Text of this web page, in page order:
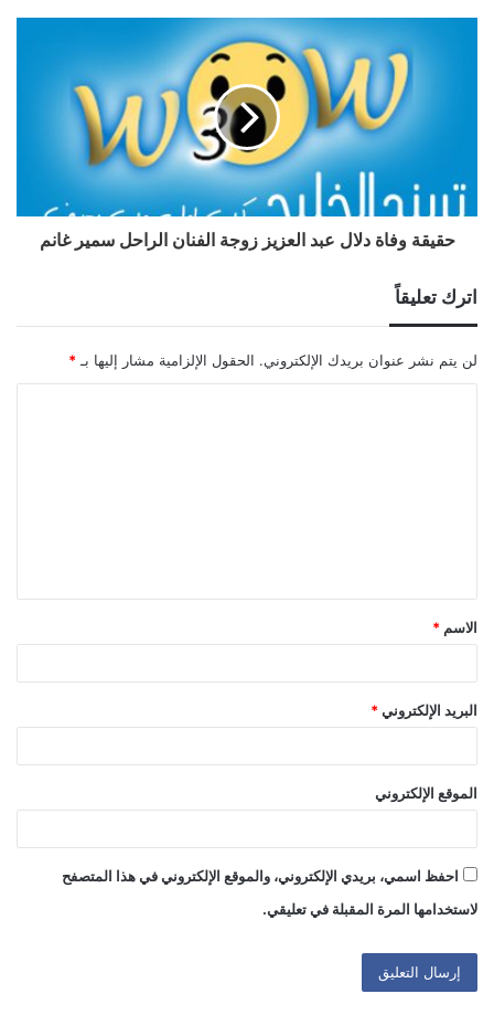
حقيقة وفاة دلال عبد العزيز زوجة الفنان الراحل سمير غانم
اترك تعليقاً
لن يتم نشر عنوان بريدك الإلكتروني. الحقول الإلزامية مشار إليها بـ *
ق
*
الاسم *
البريد الإلكتروني *
الموقع الإلكتروني
احفظ اسمي، بريدي الإلكتروني، والموقع الإلكتروني في هذا المتصفح
لاستخدامها المرة المقبلة في تعليقي.